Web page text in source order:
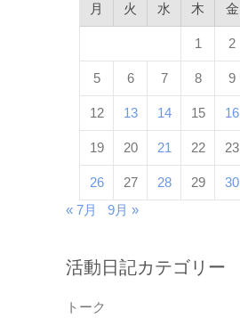
月 火 水 木 金
1 2
5 6 7 8 9
12 13 14 15 16
19 20 21 22 23
26 27 28 29 30
« 7月
9月 »
活動日記カテゴリー
トーク